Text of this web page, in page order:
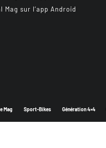
Mag sur l’app Android
Mag Sport-Bikes Génération 4×4